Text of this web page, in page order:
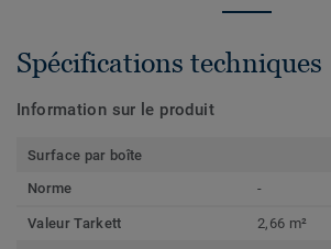
Spécifications techniques
Information sur le produit
Surface par boîte
Norme
-
Valeur Tarkett 2,66 m²